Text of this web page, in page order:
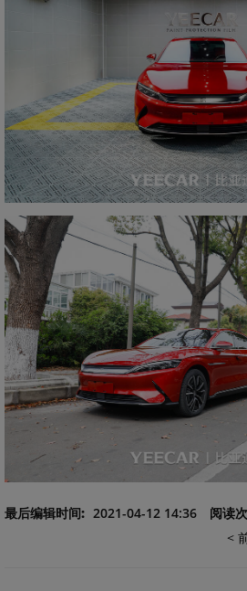
最后编辑时间: 2021-04-12 14:36 阅读
<